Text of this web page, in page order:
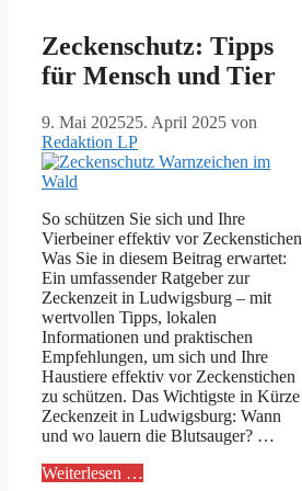
Zeckenschutz: Tipps
für Mensch und Tier
9. Mai 202525. April 2025 von
Redaktion LP
So schützen Sie sich und Ihre
Vierbeiner effektiv vor Zeckenstichen
Was Sie in diesem Beitrag erwartet:
Ein umfassender Ratgeber zur
Zeckenzeit in Ludwigsburg – mit
wertvollen Tipps, lokalen
Informationen und praktischen
Empfehlungen, um sich und Ihre
Haustiere effektiv vor Zeckenstichen
zu schützen. Das Wichtigste in Kürze
Zeckenzeit in Ludwigsburg: Wann
und wo lauern die Blutsauger? …
Weiterlesen …